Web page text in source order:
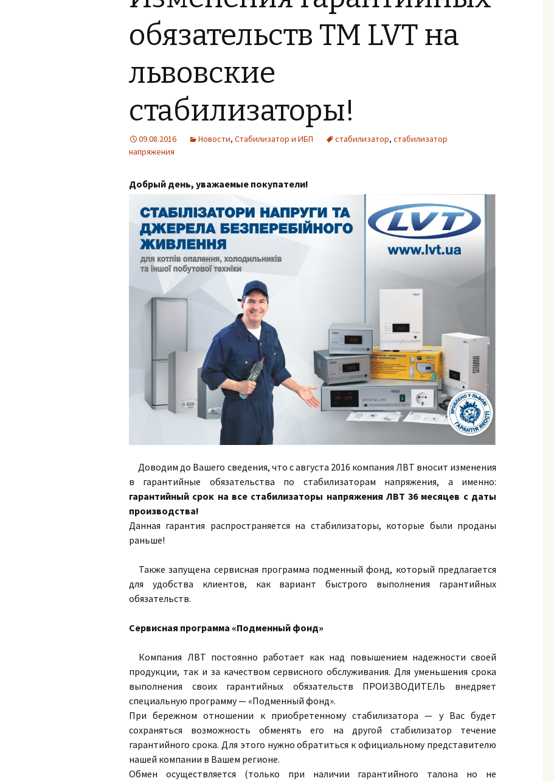
обязательств ТМ LVT на
львовские
стабилизаторы!
09.08.2016 Новости, Стабилизатор и ИБП стабилизатор, стабилизатор
напряжения
Добрый день, уважаемые покупатели!
Доводим до Вашего сведения, что с августа 2016 компания ЛВТ вносит изменения
в гарантийные обязательства по стабилизаторам напряжения, а именно:
гарантийный срок на все стабилизаторы напряжения ЛВТ 36 месяцев с даты
производства!
Данная гарантия распространяется на стабилизаторы, которые были проданы
раньше!
Также запущена сервисная программа подменный фонд, который предлагается
для удобства клиентов, как вариант быстрого выполнения гарантийных
обязательств.
Сервисная программа «Подменный фонд»
Компания ЛВТ постоянно работает как над повышением надежности своей
продукции, так и за качеством сервисного обслуживания. Для уменьшения срока
выполнения своих гарантийных обязательств ПРОИЗВОДИТЕЛЬ внедряет
специальную программу — «Подменный фонд».
При бережном отношении к приобретенному стабилизатора — у Вас будет
сохраняться возможность обменять его на другой стабилизатор течение
гарантийного срока. Для этого нужно обратиться к официальному представителю
нашей компании в Вашем регионе.
Обмен осуществляется (только при наличии гарантийного талона но не